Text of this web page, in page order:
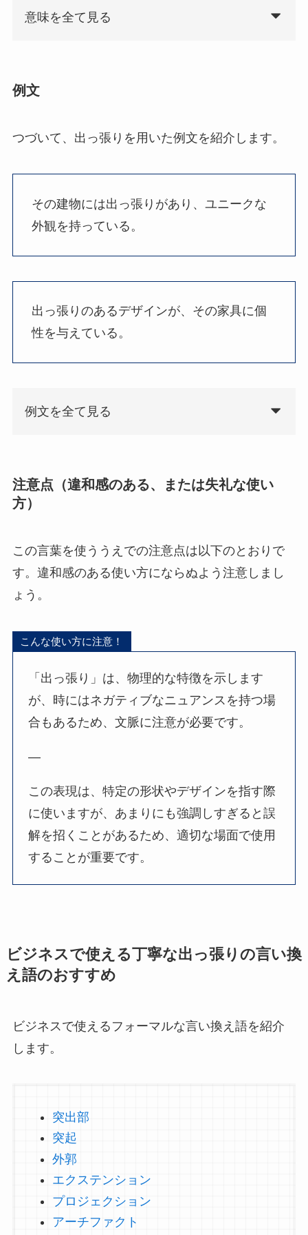
意味を全て見る
例文
つづいて、出っ張りを用いた例文を紹介します。
その建物には出っ張りがあり、ユニークな
外観を持っている。
出っ張りのあるデザインが、その家具に個
性を与えている。
例文を全て見る
注意点（違和感のある、または失礼な使い
方）
この言葉を使ううえでの注意点は以下のとおりで
す。違和感のある使い方にならぬよう注意しまし
ょう。
こんな使い方に注意！
「出っ張り」は、物理的な特徴を示します
が、時にはネガティブなニュアンスを持つ場
合もあるため、文脈に注意が必要です。
—
この表現は、特定の形状やデザインを指す際
に使いますが、あまりにも強調しすぎると誤
解を招くことがあるため、適切な場面で使用
することが重要です。
ビジネスで使える丁寧な出っ張りの言い換
え語のおすすめ
ビジネスで使えるフォーマルな言い換え語を紹介
します。
突出部
突起
外郭
エクステンション
プロジェクション
アーチファクト